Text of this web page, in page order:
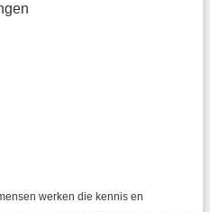
werken die kennis en